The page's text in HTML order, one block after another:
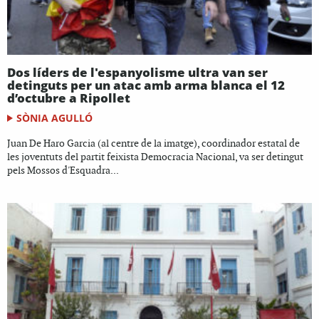
Dos líders de l'espanyolisme ultra van ser
detinguts per un atac amb arma blanca el 12
d’octubre a Ripollet
SÒNIA AGULLÓ
Juan De Haro Garcia (al centre de la imatge), coordinador estatal de
les joventuts del partit feixista Democracia Nacional, va ser detingut
pels Mossos d'Esquadra...